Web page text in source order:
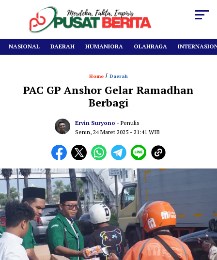
NASIONAL DAERAH HUMANIORA OLAHRAGA
Home / Daerah
PAC GP Anshor Gelar Ramadhan
Berbagi
Ervin Suryono - Penulis
Senin, 24 Maret 2025 - 21:41 WIB